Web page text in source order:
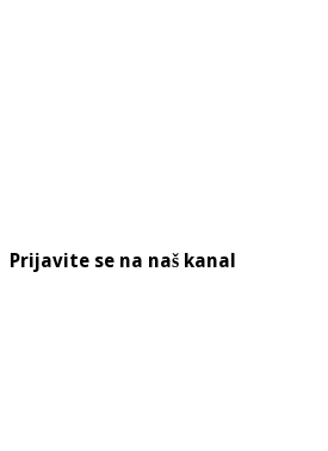
Prijavite se na naš kanal